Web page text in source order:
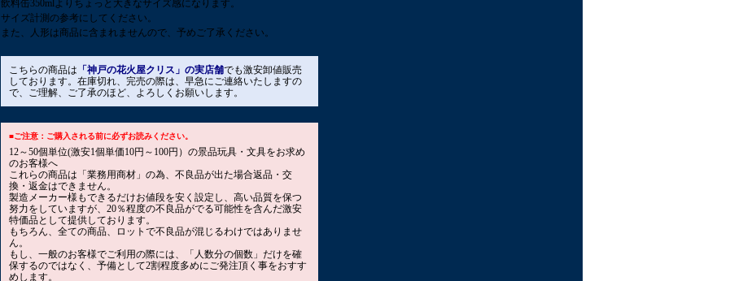
飲料缶350mlよりちょっと大きなサイズ感になります。
サイズ計測の参考にしてください。
また、人形は商品に含まれませんので、予めご了承ください。
こちらの商品は 「神戸の花火屋クリス」の実店舗でも激安卸値販売
しております。在庫切れ、完売の際は、早急にご連絡いたしますの
で、ご理解、ご了承のほど、よろしくお願いします。
■ご注意：ご購入される前に必ずお読みください。
12～50個単位(激安1個単価10円～100円）の景品玩具・文具をお求め
のお客様へ
これらの商品は「業務用商材」の為、不良品が出た場合返品・交
換・返金はできません。
製造メーカー様もできるだけお値段を安く設定し、高い品質を保つ
努力をしていますが、20％程度の不良品がでる可能性を含んだ激安
特価品として提供しております。
もちろん、全ての商品、ロットで不良品が混じるわけではありませ
ん。
もし、一般のお客様でご利用の際には、「人数分の個数」だけを確
保するのではなく、予備として2割程度多めにご発注頂く事をおすす
めします。